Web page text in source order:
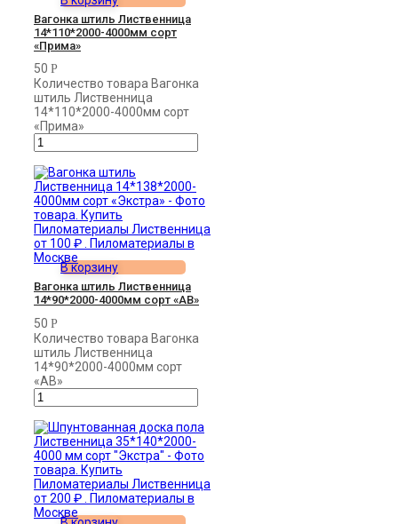
Вагонка штиль Лиственница
14*110*2000-4000мм сорт
«Прима»
50 Р
Количество товара Вагонка
штиль Лиственница
14*110*2000-4000мм сорт
«Прима»
В корзину
Вагонка штиль Лиственница
14*90*2000-4000мм сорт «AB»
50 Р
Количество товара Вагонка
штиль Лиственница
14*90*2000-4000мм сорт
«AB»